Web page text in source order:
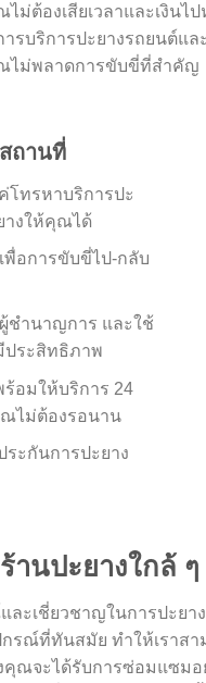
ม่ต้องเสียเวลาและเงินไป
บริการปะยางรถยนต์แล
ณไม่พลาดการขับขี่ที่สำคัญ
ถานที่
โทรหาบริการปะ
างให้คุณได้
พื่อการขับขี่ไป-กลับ
ชำนาญการ และใช้
ระสิทธิภาพ
อมให้บริการ 24
ณไม่ต้องรอนาน
ะกันการปะยาง
านปะยางใกล้
ะเชี่ยวชาญในการปะยา
รณ์ที่ทันสมัย ทำให้เราสา
จะได้รับการซ่อมแซมอ